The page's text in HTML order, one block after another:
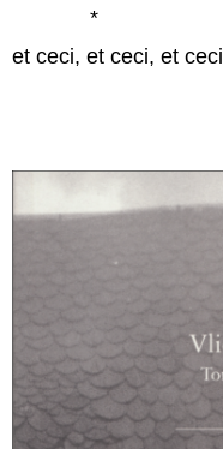
*
et ceci, et ceci, et ceci